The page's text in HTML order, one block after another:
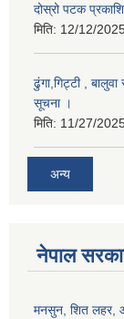
दोस्रो पटक
मिति: 12/12/
ढुंगा,गिट्टी ,
सूचना ।
मिति: 11/27/
अन्य
नेपाल
मनसुन, शित लहर,